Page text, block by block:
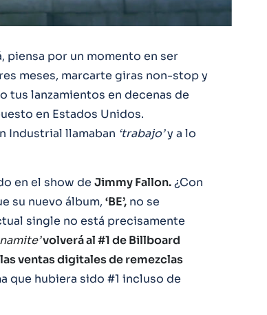
piensa por un momento en ser
meses, marcarte giras non-stop y
tus lanzamientos en decenas de
en Estados Unidos.
Industrial llamaban ‘trabajo’y a lo
en el show de Jimmy Fallon.¿Con
su nuevo álbum, ‘BE’, no se
single no está precisamente
volverá al #1 de Billboard
ventas digitales de remezclas
que hubiera sido #1 incluso de